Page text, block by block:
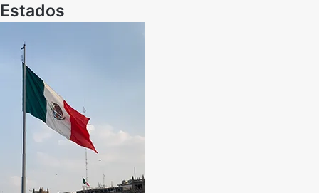
Estados